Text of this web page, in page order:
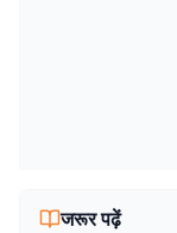
जरूर पढ़ें